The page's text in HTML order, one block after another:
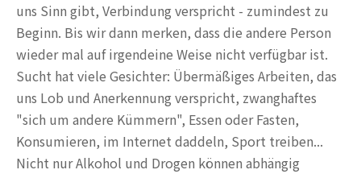
uns Sinn gibt, Verbindung verspricht - zumindest zu
Beginn. Bis wir dann merken, dass die andere Person
wieder mal auf irgendeine Weise nicht verfügbar ist.
Sucht hat viele Gesichter: Übermäßiges Arbeiten, das
uns Lob und Anerkennung verspricht, zwanghaftes
"sich um andere Kümmern", Essen oder Fasten,
Konsumieren, im Internet daddeln, Sport treiben...
Nicht nur Alkohol und Drogen können abhängig